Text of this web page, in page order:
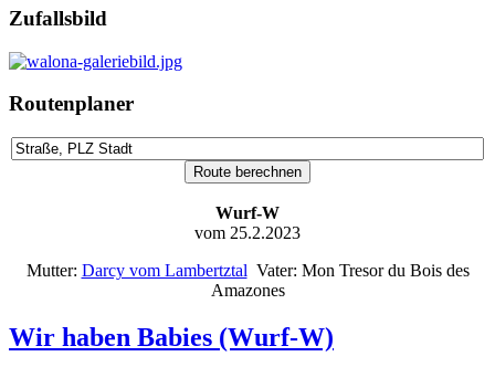
Zufallsbild
Routenplaner
Wurf-W
vom 25.2.2023
Mutter: Darcy vom Lambertztal Vater: Mon Tresor du Bois des
Amazones
Wir haben Babies (Wurf-W)